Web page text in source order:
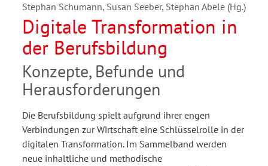
Stephan Schumann, Susan Seeber, Stephan Abele (Hg.)
Digitale Transformation in
der Berufsbildung
Konzepte, Befunde und
Herausforderungen
Die Berufsbildung spielt aufgrund ihrer engen
Verbindungen zur Wirtschaft eine Schlüsselrolle in der
digitalen Transformation. Im Sammelband werden
neue inhaltliche und methodische